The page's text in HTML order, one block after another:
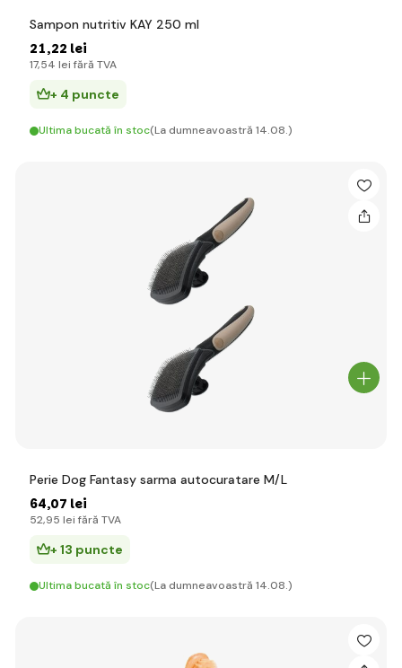
Sampon nutritiv KAY 250 ml
21,22 lei
17,54 lei fără TVA
+ 4 puncte
Ultima bucată în stoc(La dumneavoastră 14.08.)
Perie Dog Fantasy sarma autocuratare M/L
64,07 lei
52,95 lei fără TVA
+ 13 puncte
Ultima bucată în stoc(La dumneavoastră 14.08.)